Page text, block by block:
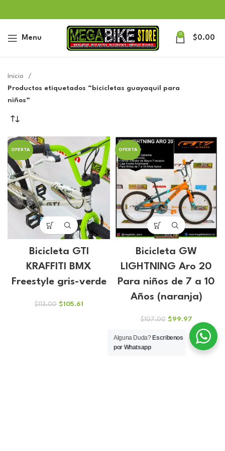
Menu 0 $0.00
Inicio
Productos etiquetados “bicicletas guayaquil para
niños”
OFERTA
Bicicleta GTI
KRAFFITI BMX
Freestyle gris-verde
$113.00 El
$105.61El
OFERTA
Bicicleta GW
LIGHTNING Aro 20
Para niños de 7 a 10
Años (naranja)
$107.00 El
original
$99.97El
precio
actual
es:
Alguna Duda? Escribenos
por Whatsapp